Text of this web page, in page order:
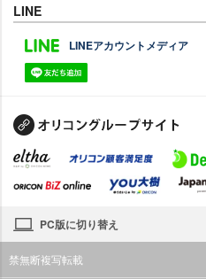
LINE
LINEアカウントメディア
PC版に切り替え
禁無断複写転載